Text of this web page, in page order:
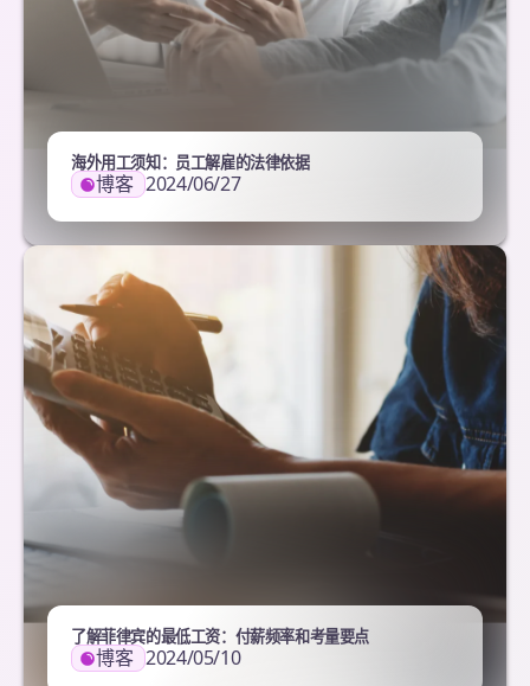
海外用工须知：员工解雇的法律依据
博客 2024/06/27
了解菲律宾的最低工资：付薪频率和考量要点
博客 2024/05/10